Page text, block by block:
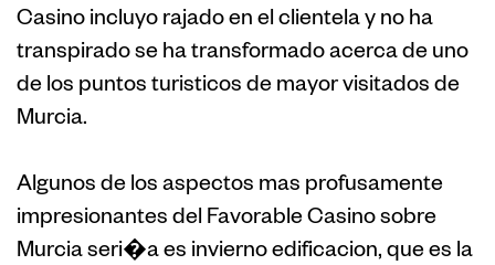
Casino incluyo rajado en el clientela y no ha
transpirado se ha transformado acerca de uno
de los puntos turisticos de mayor visitados de
Murcia.
Algunos de los aspectos mas profusamente
impresionantes del Favorable Casino sobre
Murcia seri�a es invierno edificacion, que es la